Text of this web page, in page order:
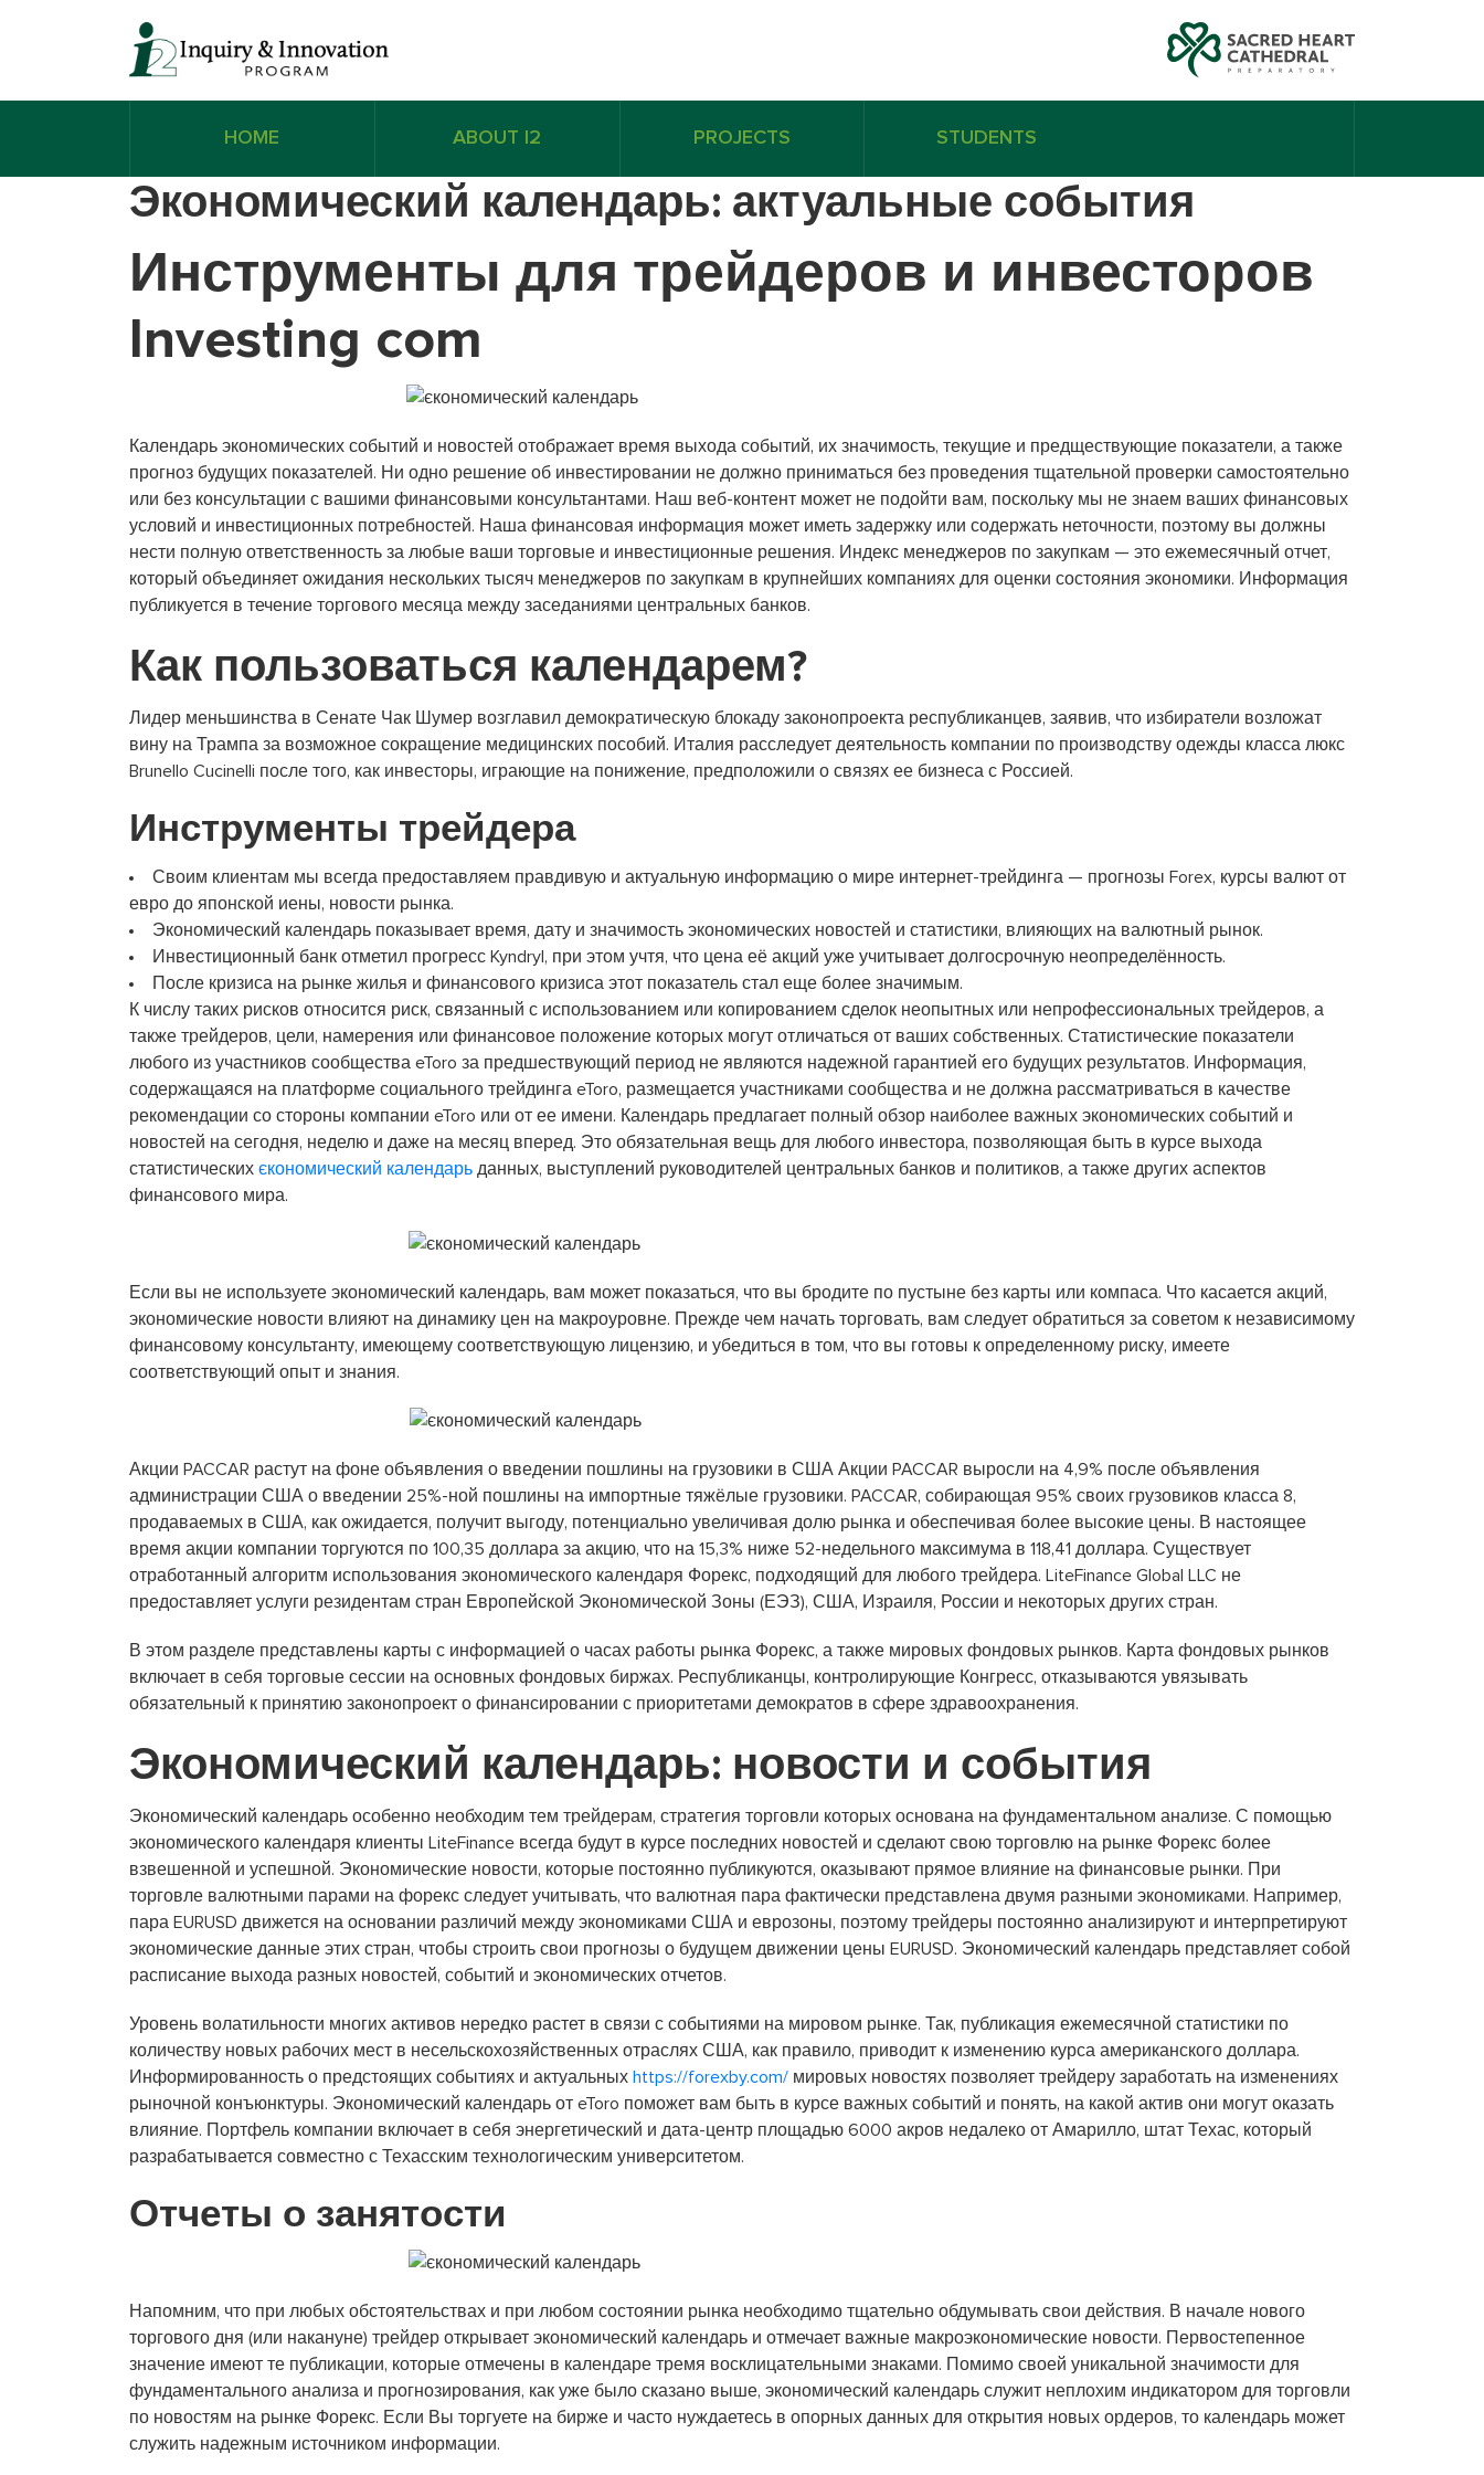
HOME ABOUT I2 PROJECTS STUDENTS
Экономический календарь: актуальные события
Инструменты для трейдеров и инвесторов
Investing com
Календарь экономических событий и новостей отображает время выхода событий, их значимость, текущие и предществующие показатели, а также
прогноз будущих показателей. Ни одно решение об инвестировании не должно приниматься без проведения тщательной проверки самостоятельно
или без консультации с вашими финансовыми консультантами. Наш веб-контент может не подойти вам, поскольку мы не знаем ваших финансовых
условий и инвестиционных потребностей. Наша финансовая информация может иметь задержку или содержать неточности, поэтому вы должны
нести полную ответственность за любые ваши торговые и инвестиционные решения. Индекс менеджеров по закупкам — это ежемесячный отчет,
который объединяет ожидания нескольких тысяч менеджеров по закупкам в крупнейших компаниях для оценки состояния экономики. Информация
публикуется в течение торгового месяца между заседаниями центральных банков.
Как пользоваться календарем?
Лидер меньшинства в Сенате Чак Шумер возглавил демократическую блокаду законопроекта республиканцев, заявив, что избиратели возложат
вину на Трампа за возможное сокращение медицинских пособий. Италия расследует деятельность компании по производству одежды класса люкс
Brunello Cucinelli после того, как инвесторы, играющие на понижение, предположили о связях ее бизнеса с Россией.
Инструменты трейдера
Своим клиентам мы всегда предоставляем правдивую и актуальную информацию о мире интернет-трейдинга — прогнозы Forex, курсы валют от
евро до японской иены, новости рынка.
Экономический календарь показывает время, дату и значимость экономических новостей и статистики, влияющих на валютный рынок.
Инвестиционный банк отметил прогресс Kyndryl, при этом учтя, что цена её акций уже учитывает долгосрочную неопределённость.
После кризиса на рынке жилья и финансового кризиса этот показатель стал еще более значимым.
К числу таких рисков относится риск, связанный с использованием или копированием сделок неопытных или непрофессиональных трейдеров, а
также трейдеров, цели, намерения или финансовое положение которых могут отличаться от ваших собственных. Статистические показатели
любого из участников сообщества eToro за предшествующий период не являются надежной гарантией его будущих результатов. Информация,
содержащаяся на платформе социального трейдинга eToro, размещается участниками сообщества и не должна рассматриваться в качестве
рекомендации со стороны компании eToro или от ее имени. Календарь предлагает полный обзор наиболее важных экономических событий и
новостей на сегодня, неделю и даже на месяц вперед. Это обязательная вещь для любого инвестора, позволяющая быть в курсе выхода
статистических єкономический календарь данных, выступлений руководителей центральных банков и политиков, а также других аспектов
финансового мира.
Если вы не используете экономический календарь, вам может показаться, что вы бродите по пустыне без карты или компаса. Что касается акций,
экономические новости влияют на динамику цен на макроуровне. Прежде чем начать торговать, вам следует обратиться за советом к независимому
финансовому консультанту, имеющему соответствующую лицензию, и убедиться в том, что вы готовы к определенному риску, имеете
соответствующий опыт и знания.
Акции PACCAR растут на фоне объявления о введении пошлины на грузовики в США Акции PACCAR выросли на 4,9% после объявления
администрации США о введении 25%-ной пошлины на импортные тяжёлые грузовики. PACCAR, собирающая 95% своих грузовиков класса 8,
продаваемых в США, как ожидается, получит выгоду, потенциально увеличивая долю рынка и обеспечивая более высокие цены. В настоящее
время акции компании торгуются по 100,35 доллара за акцию, что на 15,3% ниже 52-недельного максимума в 118,41 доллара. Существует
отработанный алгоритм использования экономического календаря Форекс, подходящий для любого трейдера. LiteFinance Global LLC не
предоставляет услуги резидентам стран Европейской Экономической Зоны (ЕЭЗ), США, Израиля, России и некоторых других стран.
В этом разделе представлены карты с информацией о часах работы рынка Форекс, а также мировых фондовых рынков. Карта фондовых рынков
включает в себя торговые сессии на основных фондовых биржах. Республиканцы, контролирующие Конгресс, отказываются увязывать
обязательный к принятию законопроект о финансировании с приоритетами демократов в сфере здравоохранения.
Экономический календарь: новости и события
Экономический календарь особенно необходим тем трейдерам, стратегия торговли которых основана на фундаментальном анализе. С помощью
экономического календаря клиенты LiteFinance всегда будут в курсе последних новостей и сделают свою торговлю на рынке Форекс более
взвешенной и успешной. Экономические новости, которые постоянно публикуются, оказывают прямое влияние на финансовые рынки. При
торговле валютными парами на форекс следует учитывать, что валютная пара фактически представлена ​​двумя разными экономиками. Например,
пара EURUSD движется на основании различий между экономиками США и еврозоны, поэтому трейдеры постоянно анализируют и интерпретируют
экономические данные этих стран, чтобы строить свои прогнозы о будущем движении цены EURUSD. Экономический календарь представляет собой
расписание выхода разных новостей, событий и экономических отчетов.
Уровень волатильности многих активов нередко растет в связи с событиями на мировом рынке. Так, публикация ежемесячной статистики по
количеству новых рабочих мест в несельскохозяйственных отраслях США, как правило, приводит к изменению курса американского доллара.
Информированность о предстоящих событиях и актуальных https://forexby.com/ мировых новостях позволяет трейдеру заработать на изменениях
рыночной конъюнктуры. Экономический календарь от eToro поможет вам быть в курсе важных событий и понять, на какой актив они могут оказать
влияние. Портфель компании включает в себя энергетический и дата-центр площадью 6000 акров недалеко от Амарилло, штат Техас, который
разрабатывается совместно с Техасским технологическим университетом.
Отчеты о занятости
Напомним, что при любых обстоятельствах и при любом состоянии рынка необходимо тщательно обдумывать свои действия. В начале нового
торгового дня (или накануне) трейдер открывает экономический календарь и отмечает важные макроэкономические новости. Первостепенное
значение имеют те публикации, которые отмечены в календаре тремя восклицательными знаками. Помимо своей уникальной значимости для
фундаментального анализа и прогнозирования, как уже было сказано выше, экономический календарь служит неплохим индикатором для торговли
по новостям на рынке Форекс. Если Вы торгуете на бирже и часто нуждаетесь в опорных данных для открытия новых ордеров, то календарь может
служить надежным источником информации.